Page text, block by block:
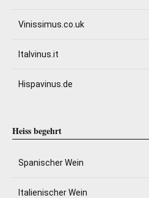
Vinissimus.co.uk
Italvinus.it
Hispavinus.de
Heiss begehrt
Spanischer Wein
Italienischer Wein